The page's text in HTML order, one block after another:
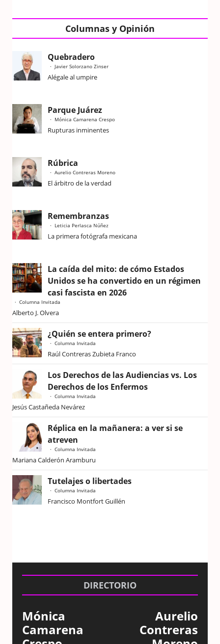
Columnas y Opinión
Quebradero
Javier Solorzano Zinser
Alégale al umpire
Parque Juárez
Mónica Camarena Crespo
Rupturas inminentes
Rúbrica
Aurelio Contreras Moreno
El árbitro de la verdad
Remembranzas
Leticia Perlasca Núñez
La primera fotógrafa mexicana
La caída del mito: de cómo Estados
Unidos se ha convertido en un régimen
casi fascista en 2026
Columna Invitada
Alberto J. Olvera
¿Quién se entera primero?
Columna Invitada
Raúl Contreras Zubieta Franco
Los Derechos de las Audiencias vs. Los
Derechos de los Enfermos
Columna Invitada
Jesús Castañeda Nevárez
Réplica en la mañanera: a ver si se
atreven
Columna Invitada
Mariana Calderón Aramburu
Tutelajes o libertades
Columna Invitada
Francisco Montfort Guillén
DIRECTORIO
Mónica
Camarena
Aurelio
Contreras